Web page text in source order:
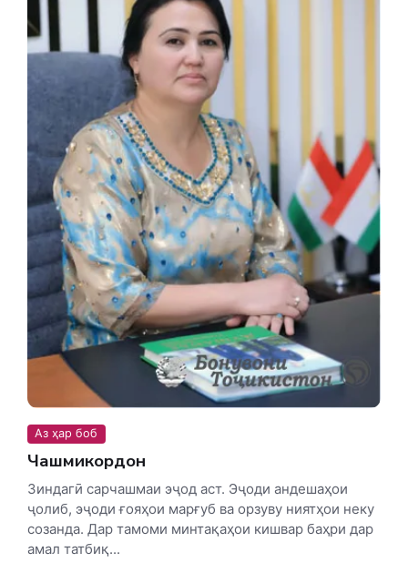
Аз ҳар боб
Чашмикордон
Зиндагӣ сарчашмаи эҷод аст. Эҷоди андешаҳои
ҷолиб, эҷоди ғояҳои марғуб ва орзуву ниятҳои неку
созанда. Дар тамоми минтақаҳои кишвар баҳри дар
амал татбиқ...